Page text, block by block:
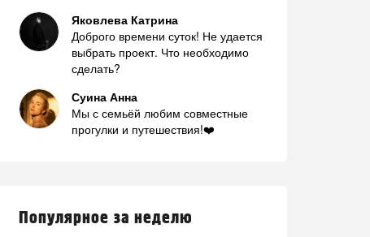
Яковлева Катрина
Доброго времени суток! Не удается
выбрать проект. Что необходимо
сделать?
Суина Анна
Мы с семьёй любим совместные
прогулки и путешествия!❤️
Популярное за неделю